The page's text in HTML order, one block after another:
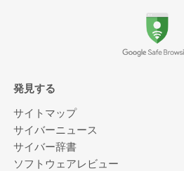
発見する
サイトマップ
サイバーニュース
サイバー辞書
ソフトウェアレビュー